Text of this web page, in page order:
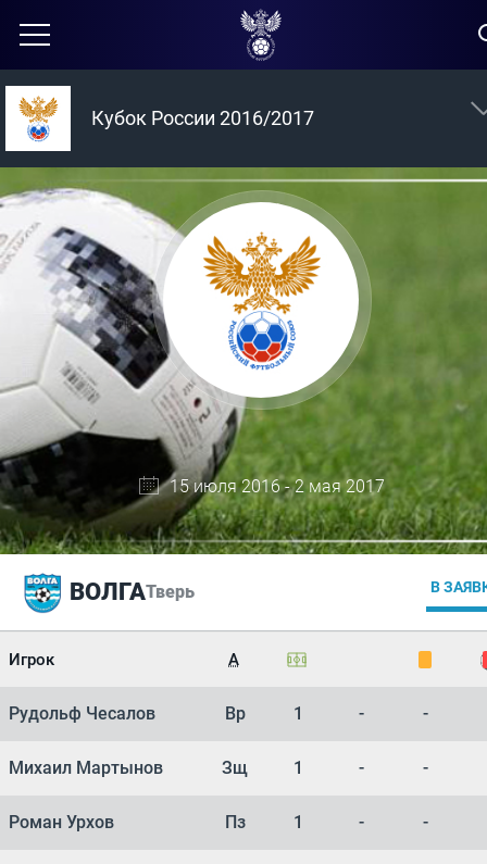
Кубок России 2016/2017
15 июля 2016 - 2 мая 2017
ВОЛГАТверь В
Игрок А
Рудольф Чесалов Вр 1 - -
Михаил Мартынов Зщ 1 - -
Роман Урхов Пз 1 - -